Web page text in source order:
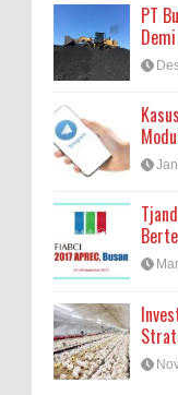
PT